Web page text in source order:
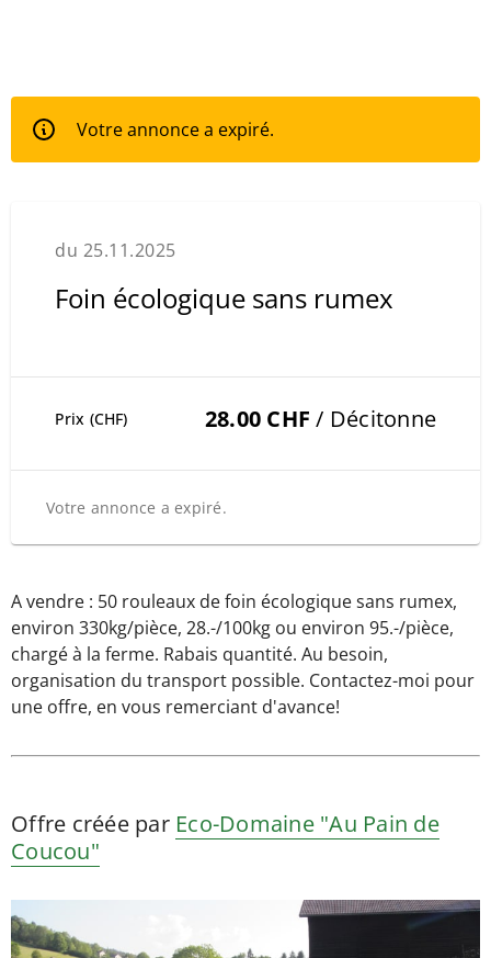
Votre annonce a expiré.
du 25.11.2025
Foin écologique sans rumex
Prix (CHF) 28.00 CHF / Décitonne
Votre annonce a expiré.
A vendre : 50 rouleaux de foin écologique sans rumex,
environ 330kg/pièce, 28.-/100kg ou environ 95.-/pièce,
chargé à la ferme. Rabais quantité. Au besoin,
organisation du transport possible. Contactez-moi pour
une offre, en vous remerciant d'avance!
Offre créée par Eco-Domaine "Au Pain de
Coucou"